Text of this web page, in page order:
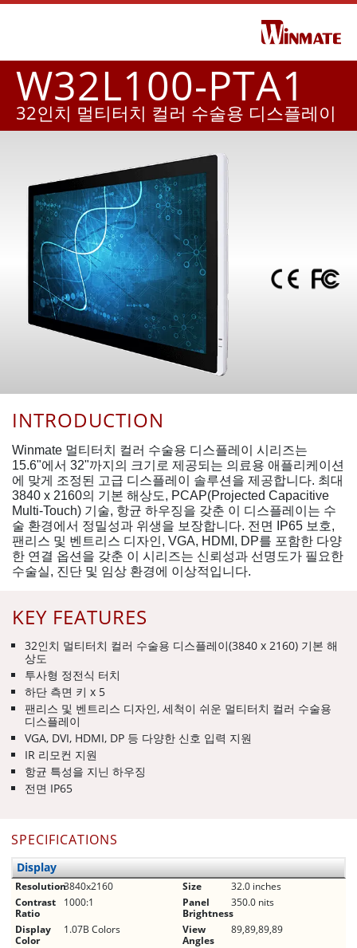
W32L100-PTA1
32인치 멀티터치 컬러 수술용 디스플레이
KEY FEATURES
32인치 멀티터치 컬러 수술용 디스플레이(3840 x 2160) 기본 해
상도
투사형 정전식 터치
하단 측면 키 x 5
팬리스 및 벤트리스 디자인, 세척이 쉬운 멀티터치 컬러 수술용
디스플레이
VGA, DVI, HDMI, DP 등 다양한 신호 입력 지원
IR 리모컨 지원
항균 특성을 지닌 하우징
전면 IP65
INTRODUCTION
Winmate 멀티터치 컬러 수술용 디스플레이 시리즈는
15.6"에서 32"까지의 크기로 제공되는 의료용 애플리케이션
에 맞게 조정된 고급 디스플레이 솔루션을 제공합니다. 최대
3840 x 2160의 기본 해상도, PCAP(Projected Capacitive
Multi-Touch) 기술, 항균 하우징을 갖춘 이 디스플레이는 수
술 환경에서 정밀성과 위생을 보장합니다. 전면 IP65 보호,
팬리스 및 벤트리스 디자인, VGA, HDMI, DP를 포함한 다양
한 연결 옵션을 갖춘 이 시리즈는 신뢰성과 선명도가 필요한
수술실, 진단 및 임상 환경에 이상적입니다.
SPECIFICATIONS
Display
Resolution3840x2160 Size
32.0 inches
Contrast
Ratio
1000:1
Panel
Brightness
350.0 nits
Display
Color
1.07B Colors
View
Angles
89,89,89,89